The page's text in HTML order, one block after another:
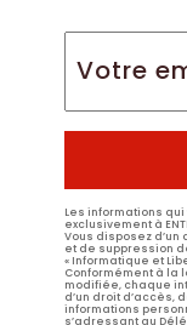
email*
Les informations
exclusivement à
Vous disposez
et de suppression
« Informatique et
Conformément à la
modifiée, chaque
d’un droit d’accès,
informations
s’adressant au